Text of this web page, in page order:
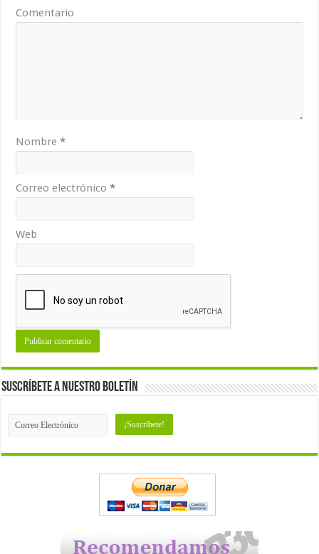
Comentario
Nombre*
Correo electrónico*
Web
Suscríbete a nuestro Boletín